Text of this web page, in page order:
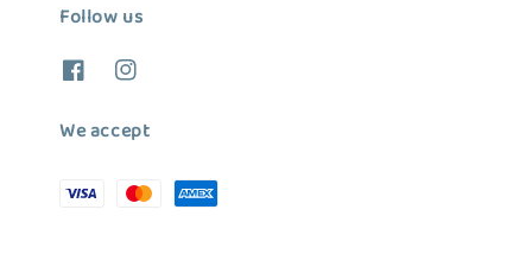
Follow us
We accept